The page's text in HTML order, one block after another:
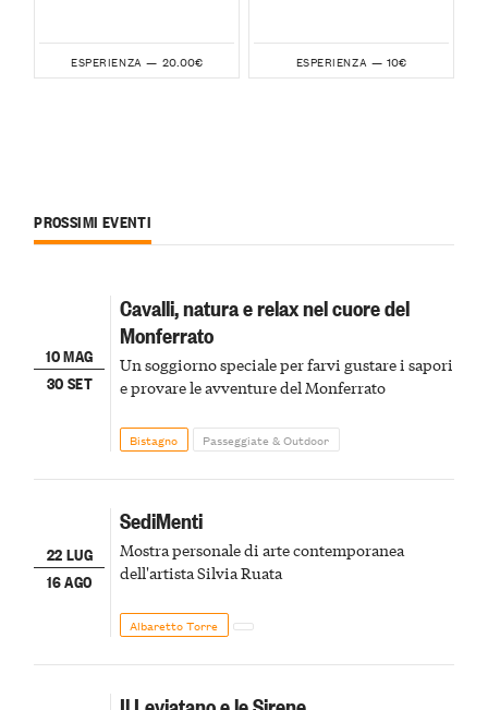
ESPERIENZA — 20.00€ ESPERIENZA — 10€
PROSSIMI EVENTI
10 MAG
30 SET
Cavalli, natura e relax nel cuore del
Monferrato
Un soggiorno speciale per farvi gustare i sapori
e provare le avventure del Monferrato
Bistagno Passeggiate & Outdoor
22 LUG
16 AGO
SediMenti
Mostra personale di arte contemporanea
dell'artista Silvia Ruata
Albaretto Torre